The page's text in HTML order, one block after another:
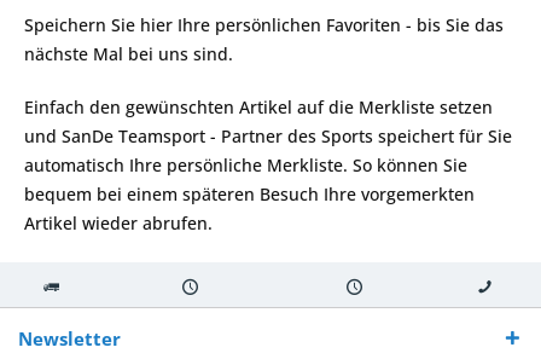
Speichern Sie hier Ihre persönlichen Favoriten - bis Sie das
nächste Mal bei uns sind.
Einfach den gewünschten Artikel auf die Merkliste setzen
und SanDe Teamsport - Partner des Sports speichert für Sie
automatisch Ihre persönliche Merkliste. So können Sie
bequem bei einem späteren Besuch Ihre vorgemerkten
Artikel wieder abrufen.
Kostenloser
Versand ab €
250,-
Versand innerhalb von Versand von So erreichen
Sie uns 0160
970 511 90
Newsletter